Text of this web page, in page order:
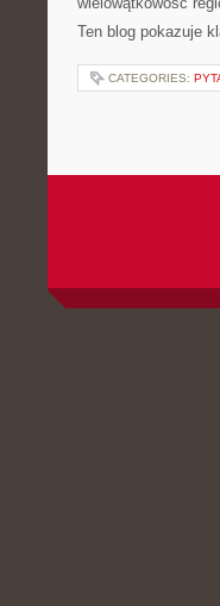
Ten blog pokazuje
CATEGORIES: